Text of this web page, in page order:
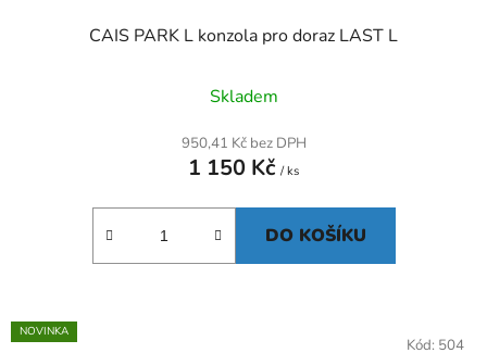
CAIS PARK L konzola pro doraz LAST L
Skladem
950,41 Kč bez DPH
1 150 Kč / ks
DO KOŠÍKU
NOVINKA
Kód: 504